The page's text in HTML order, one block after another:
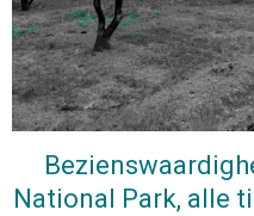
National Park, alle